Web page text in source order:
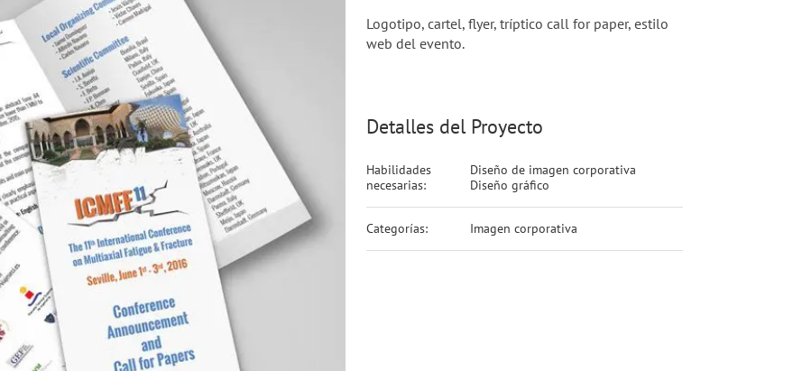
Logotipo, cartel, flyer, tríptico call for paper, estilo
web del evento.
Detalles del Proyecto
Habilidades
necesarias:
Diseño de imagen corporativa
Diseño gráfico
Categorías: Imagen corporativa